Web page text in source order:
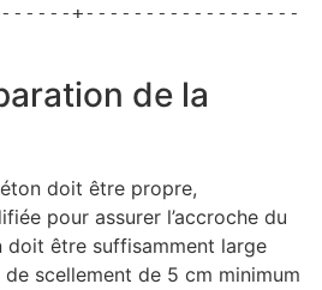
+------------------
de la
doit être propre,
pour assurer l’accroche du
doit être suffisamment large
scellement de 5 cm minimum